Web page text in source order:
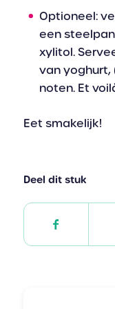
Optioneel:
een
xylitol.
van yoghurt,
noten. Et
Eet smakelijk!
Deel dit stuk